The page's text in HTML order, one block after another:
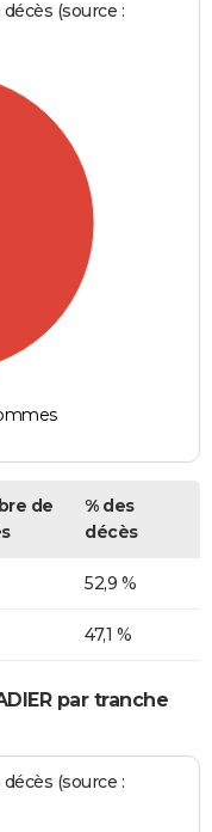
(source :
de
% des
décès
52,9 %
47,1 %
par tranche
(source :